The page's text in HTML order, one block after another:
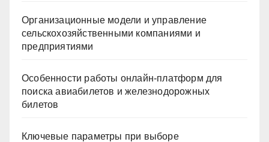
Организационные модели и управление
сельскохозяйственными компаниями и
предприятиями
Особенности работы онлайн-платформ для
поиска авиабилетов и железнодорожных
билетов
Ключевые параметры при выборе